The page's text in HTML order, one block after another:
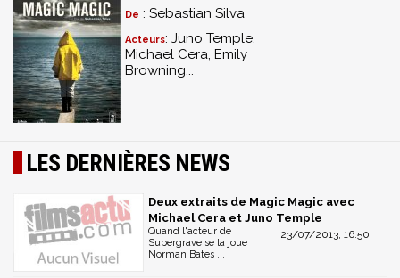
De : Sebastian Silva
Acteurs: Juno Temple,
Michael Cera, Emily
Browning...
LES DERNIÈRES NEWS
Deux extraits de Magic Magic avec
Michael Cera et Juno Temple
23/07/2013, 16:50
Quand l'acteur de
Supergrave se la joue
Norman Bates ...